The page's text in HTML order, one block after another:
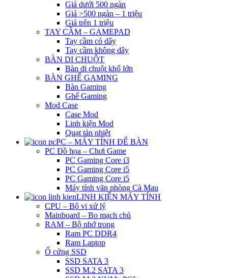
Giá dưới 500 ngàn
Giá >500 ngàn – 1 triệu
Giá trên 1 triệu
TAY CẦM – GAMEPAD
Tay cầm có dây
Tay cầm không dây
BÀN DI CHUỘT
Bàn di chuột khổ lớn
BÀN GHẾ GAMING
Bàn Gaming
Ghế Gaming
Mod Case
Case Mod
Linh kiện Mod
Quạt tản nhiệt
PC – MÁY TÍNH ĐỂ BÀN
PC Đồ họa – Chơi Game
PC Gaming Core i3
PC Gaming Core i5
PC Gaming Core i5
Máy tính văn phòng Cà Mau
LINH KIỆN MÁY TÍNH
CPU – Bộ vi xử lý
Mainboard – Bo mạch chủ
RAM – Bộ nhớ trong
Ram PC DDR4
Ram Laptop
Ổ cứng SSD
SSD SATA 3
SSD M.2 SATA 3